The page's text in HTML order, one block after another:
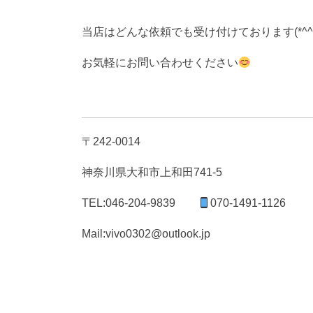
当店はどんな依頼でも受け付けております
お気軽にお問い合わせください
〒242-0014
神奈川県大和市上和田741-5
TEL:046-204-9839 070-1491-1126
Mail:vivo0302@outlook.jp